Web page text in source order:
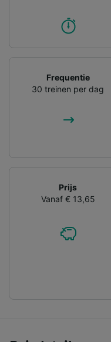
Frequentie
30 treinen per dag
Prijs
Vanaf € 13,65